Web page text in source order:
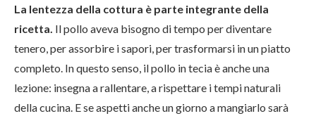
La lentezza della cottura è parte integrante della
ricetta. Il pollo aveva bisogno di tempo per diventare
tenero, per assorbire i sapori, per trasformarsi in un piatto
completo. In questo senso, il pollo in tecia è anche una
lezione: insegna a rallentare, a rispettare i tempi naturali
della cucina. E se aspetti anche un giorno a mangiarlo sarà